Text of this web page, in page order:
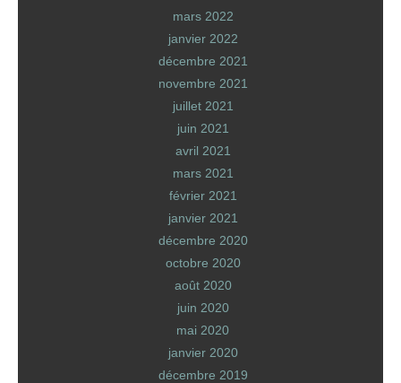
mars 2022
janvier 2022
décembre 2021
novembre 2021
juillet 2021
juin 2021
avril 2021
mars 2021
février 2021
janvier 2021
décembre 2020
octobre 2020
août 2020
juin 2020
mai 2020
janvier 2020
décembre 2019